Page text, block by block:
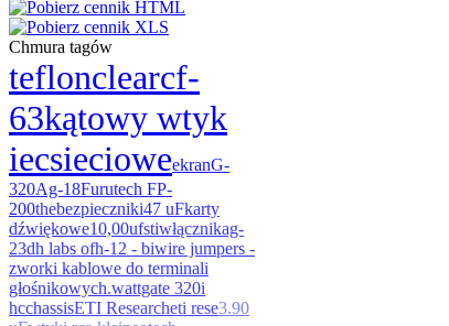
Chmura tagów
teflonclearcf-
63kątowy wtyk
iecsiecioweekranG-
320Ag-18Furutech FP-
200thebezpieczniki47 uFkarty
dźwiękowe10,00ufstiwłącznikag-
23dh labs ofh-12 - biwire jumpers -
zworki kablowe do terminali
głośnikowych.wattgate 320i
hcchassisETI Researcheti rese3.90